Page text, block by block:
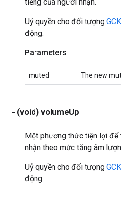
tiếng của người nhận.
Uỷ quyền cho đối tượng
động.
Parameters
muted The new
- (void) volumeUp
Một phương thức tiện lợi để
nhận theo mức tăng âm
Uỷ quyền cho đối tượng
động.